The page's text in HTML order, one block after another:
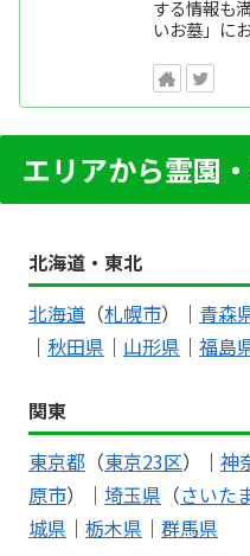
する情報も
いお墓」に
エリアから霊園
北海道・東北
北海道 （札幌市）｜ 青森
｜ 秋田県 ｜ 山形県 ｜ 福島
関東
東京都 （東京23区）｜ 神
原市）｜ 埼玉県 （さいた
城県 ｜ 栃木県 ｜ 群馬県